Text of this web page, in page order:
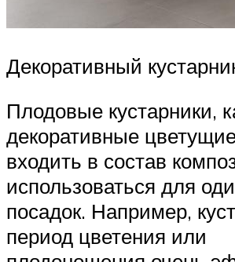
Декоративный
Плодовые кустарники,
декоративные
входить в состав
использоваться для
посадок. Например,
период цветения или